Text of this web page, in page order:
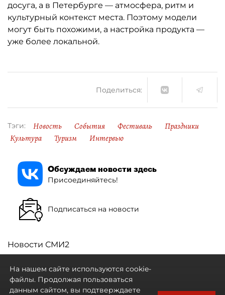
досуга, а в Петербурге — атмосфера, ритм и
культурный контекст места. Поэтому модели
могут быть похожими, а настройка продукта —
уже более локальной.
Поделиться:
Тэги: Новость События Фестиваль
Праздники
Культура
Туризм Интервью
Обсуждаем новости здесь
Присоединяйтесь!
Подписаться на новости
Новости СМИ2
На нашем сайте используются cookie-
файлы. Продолжая пользоваться
данным сайтом, вы подтверждаете